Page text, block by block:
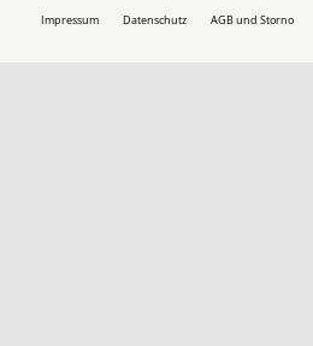
Impressum Datenschutz AGB und Storno